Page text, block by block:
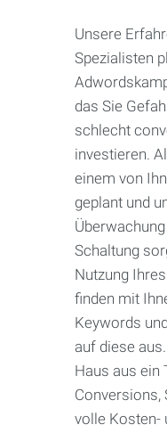
Unsere
Spezialisten
das Sie
schlecht
investieren.
einem von
geplant und
Schaltung
Nutzung
finden mit
Keywords
auf diese
Haus aus ein
Conversions,
volle Kosten-